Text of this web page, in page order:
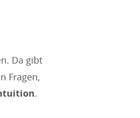
Da gibt
Fragen,
.